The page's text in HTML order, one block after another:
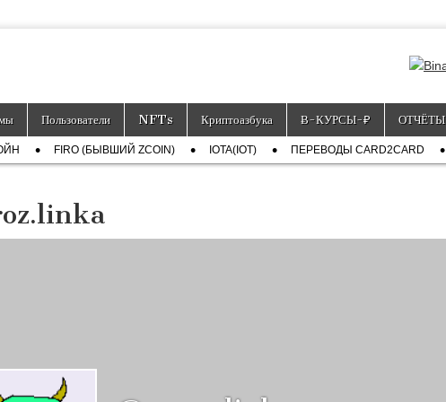
Пользователи NFTs Криптоазбука Ƀ-КУРСЫ-₽ ОТЧЁТЫ
FIRO (БЫВШИЙ ZCOIN) IOTA(IOT) ПЕРЕВОДЫ CARD2CARD